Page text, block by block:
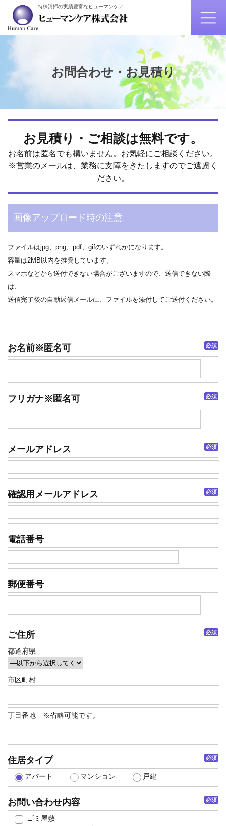
特殊清掃の実績豊富なヒューマンケア
お問合わせ・お見積り
お見積り・ご相談は無料です。
お名前は匿名でも構いません。お気軽にご相談ください。
※営業のメールは、業務に支障をきたしますのでご遠慮く
ださい。
画像アップロード時の注意
ファイルはjpg、png、pdf、gifのいずれかになります。
容量は2MB以内を推奨しています。
スマホなどから送付できない場合がございますので、送信できない際
は、
送信完了後の自動返信メールに、ファイルを添付してご送付ください。
必須
お名前※匿名可
必須
フリガナ※匿名可
必須
メールアドレス
必須
確認用メールアドレス
電話番号
郵便番号
必須
ご住所
都道府県
市区町村
丁目番地 ※省略可能です。
必須
住居タイプ
アパート マンション 戸建
必須
お問い合わせ内容
ゴミ屋敷